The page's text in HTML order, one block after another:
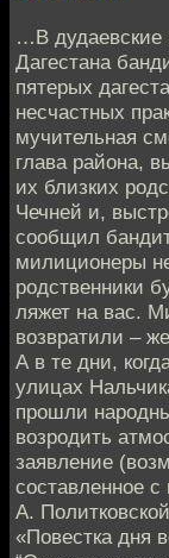
…В дудаевские
Дагестана
пятерых
несчастных
мучительная
глава района,
их близких
Чечней и,
сообщил
милиционеры
родственники
ляжет на вас.
возвратили –
А в те дни,
улицах
прошли
возродить
заявление
составленное
А.
«Повестка дня